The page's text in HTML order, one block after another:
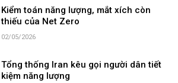
Kiểm toán năng lượng, mắt xích còn
thiếu của Net Zero
02/05/2026
Tổng thống Iran kêu gọi người dân tiết
kiệm năng lượng